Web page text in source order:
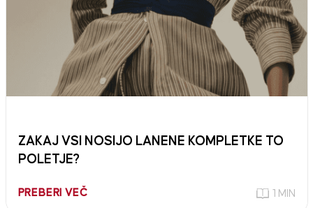
ZAKAJ VSI NOSIJO LANENE KOMPLETKE TO
POLETJE?
PREBERI VEČ 1 MIN